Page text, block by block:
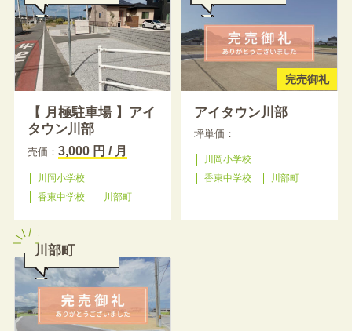
【 月極駐車場 】アイ
タウン川部
売価： 3,000 円 / 月
川岡小学校
香東中学校
川部町
完売御礼
アイタウン川部
坪単価：
川岡小学校
香東中学校
川部町
川部町